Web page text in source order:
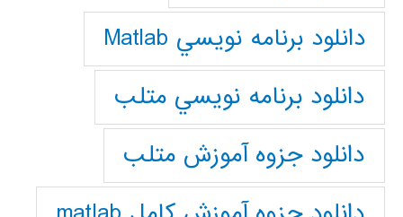
دانلود برنامه نويسي Matlab
دانلود برنامه نويسي متلب
دانلود جزوه آموزش متلب